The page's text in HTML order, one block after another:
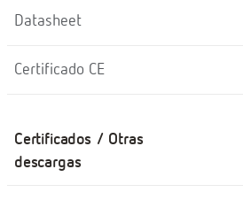
Datasheet
Certificado CE
Certificados / Otras
descargas